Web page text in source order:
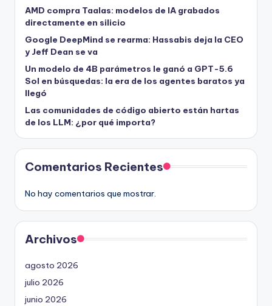
AMD compra Taalas: modelos de IA grabados
directamente en silicio
Google DeepMind se rearma: Hassabis deja la CEO
y Jeff Dean se va
Un modelo de 4B parámetros le ganó a GPT-5.6
Sol en búsquedas: la era de los agentes baratos ya
llegó
Las comunidades de código abierto están hartas
de los LLM: ¿por qué importa?
Comentarios Recientes
No hay comentarios que mostrar.
Archivos
agosto 2026
julio 2026
junio 2026